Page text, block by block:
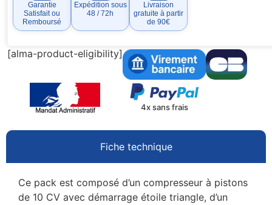
Garantie
Satisfait ou
Remboursé
Expédition sous
48 / 72h
Livraison
gratuite à partir
de 90€
[alma-product-eligibility]
4x sans frais
Fiche technique
Ce pack est composé d’un compresseur à pistons
de 10 CV avec démarrage étoile triangle, d’un